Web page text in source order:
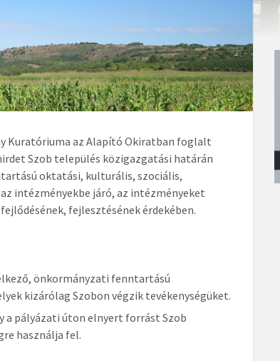
Kuratóriuma az Alapító Okiratban foglalt
Szob település közigazgatási határán
oktatási, kulturális, szociális,
intézményekbe járó, az intézményeket
fejlesztésének érdekében.
önkormányzati fenntartású
kizárólag Szobon végzik tevékenységüket.
a pályázati úton elnyert forrást Szob
használja fel.